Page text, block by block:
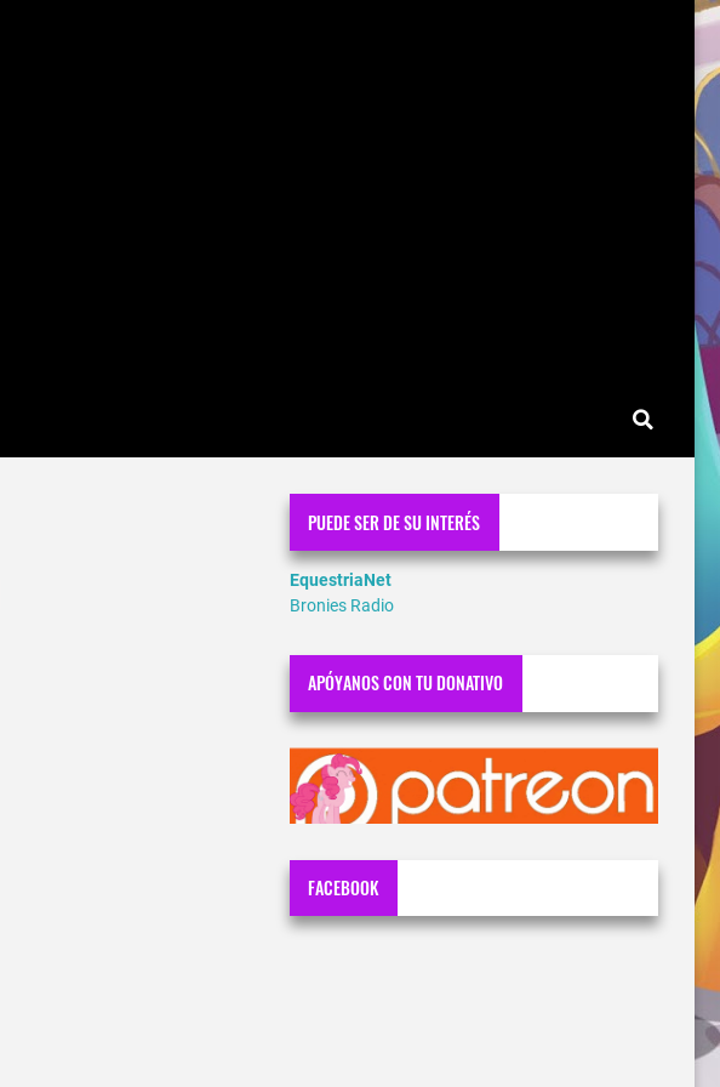
PUEDE SER DE SU INTERÉS
EquestriaNet
Bronies Radio
APÓYANOS CON TU DONATIVO
FACEBOOK